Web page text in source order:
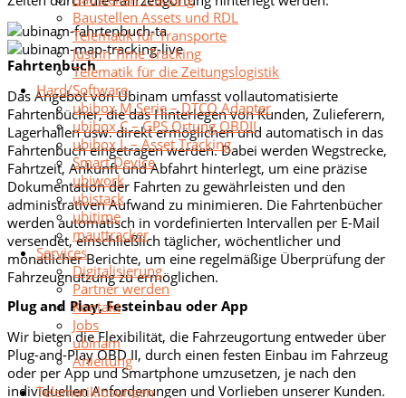
Baustellen Assets und RDL
Telematik für Transporte
Just in Time Tracking
Telematik für die Zeitungslogistik
Hard/Software
ubibox M Serie – DTCO Adapter
ubibox C – GPS Ortung OBDII
ubibox L – Asset Tracking
Smart Device
ubiwork
ubistack
ubitime
mauttracker
Services
Digitalisierung
Partner werden
Kontakt
Jobs
ubinam
Anleitung
Telematiklösungen
Fahrtenbuch
Das Angebot von Ubinam umfasst vollautomatisierte
Fahrtenbücher, die das Hinterlegen von Kunden, Zulieferern,
Lagerhallen usw. direkt ermöglichen und automatisch in das
Fahrtenbuch eingetragen werden. Dabei werden Wegstrecke,
Fahrtzeit, Ankunft und Abfahrt hinterlegt, um eine präzise
Dokumentation der Fahrten zu gewährleisten und den
administrativen Aufwand zu minimieren. Die Fahrtenbücher
werden automatisch in vordefinierten Intervallen per E-Mail
versendet, einschließlich täglicher, wöchentlicher und
monatlicher Berichte, um eine regelmäßige Überprüfung der
Fahrzeugnutzung zu ermöglichen.
Plug and Play, Festeinbau oder App
Wir bieten die Flexibilität, die Fahrzeugortung entweder über
Plug-and-Play OBD II, durch einen festen Einbau im Fahrzeug
oder per App und Smartphone umzusetzen, je nach den
individuellen Anforderungen und Vorlieben unserer Kunden.